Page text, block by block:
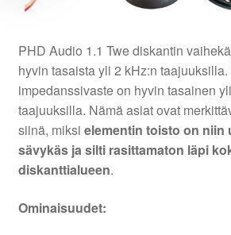
PHD Audio 1.1 Twe diskantin
hyvin tasaista yli 2 kHz:n
impedanssivaste on hyvin tasainen
taajuuksilla. Nämä asiat ovat
siinä, miksi elementin toisto on niin
sävykäs ja silti rasittamaton läpi
diskanttialueen.
Ominaisuudet: